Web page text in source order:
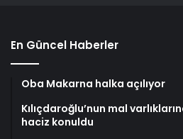
En Güncel Haberler
Oba Makarna halka açılıyor
Kılıçdaroğlu’nun mal
haciz konuldu